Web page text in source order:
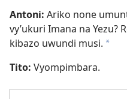
Antoni: Ariko none
vy’ukuri Imana na Yezu?
kibazo uwundi musi. *
Tito: Vyompimbara.